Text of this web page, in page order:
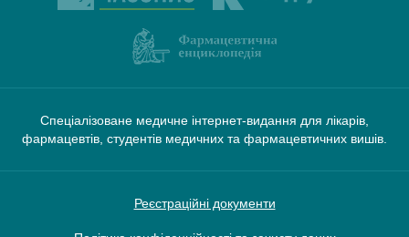
Спеціалізоване медичне інтернет-видання для лікарів,
фармацевтів, студентів медичних та фармацевтичних вишів.
Реєстраційні документи